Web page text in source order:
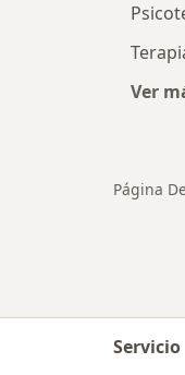
Ver
Página
Servicio